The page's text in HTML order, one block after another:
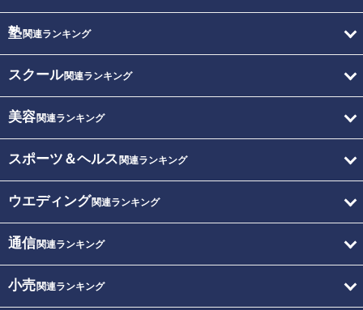
塾関連ランキング
スクール関連ランキング
美容関連ランキング
スポーツ＆ヘルス 関連ランキング
ウエディング関連ランキング
通信関連ランキング
小売関連ランキング